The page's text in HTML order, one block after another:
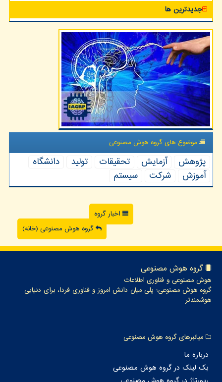
جدیدترین ها
موضوع های گروه هوش مصنوعی
پژوهش آزمایش تحقیقات تولید
دانشگاه
آموزش
شركت سیستم
اخبار گروه
گروه هوش مصنوعی (خانه)
گروه هوش مصنوعی
هوش مصنوعی و فناوری اطلاعات
گروه هوش مصنوعی؛ پلی میان دانش امروز و فناوری فردا، برای دنیایی
هوشمندتر
میانبرهای گروه هوش مصنوعی
درباره ما
بک لینک در گروه هوش مصنوعی